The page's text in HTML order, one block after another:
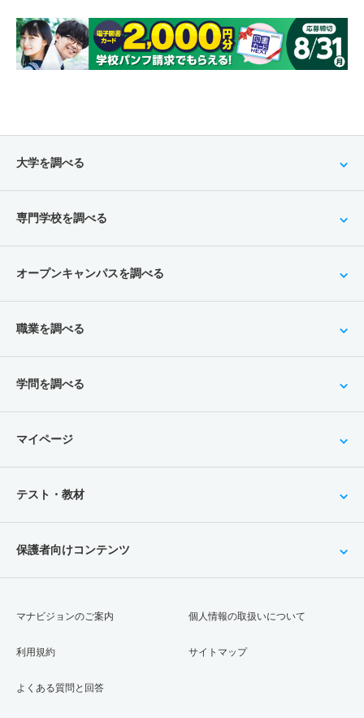
大学を調べる
専門学校を調べる
オープンキャンパスを調べる
職業を調べる
学問を調べる
マイページ
テスト・教材
保護者向けコンテンツ
マナビジョンのご案内
利用規約
よくある質問と回答
個人情報の取扱いについて
サイトマップ